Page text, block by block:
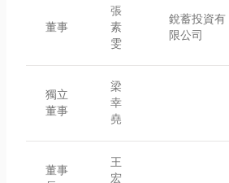
董事
張
素
雯
銳蓄投資有
限公司
獨立
董事
梁
幸
堯
董事
王
宏